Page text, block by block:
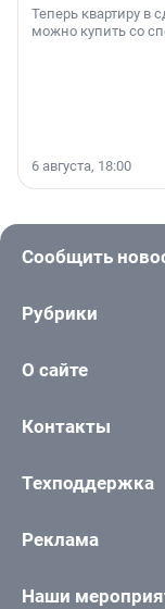
Теперь квартиру в
можно купить со
6 августа, 18:00
Сообщить
Рубрики
О сайте
Контакты
Техподдержка
Реклама
Наши